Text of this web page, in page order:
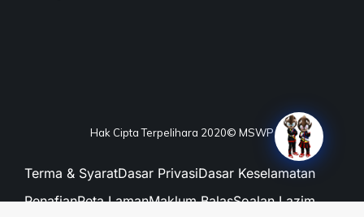
Hak Cipta Terpelihara 2020© MSWP
Terma & SyaratDasar PrivasiDasar Keselamatan
PenafianPeta LamanMaklum BalasSoalan Lazim